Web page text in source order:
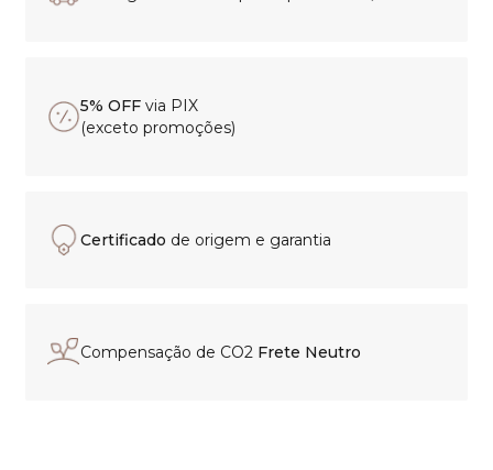
5% OFF via PIX
(exceto promoções)
Certificado de origem e garantia
Compensação de CO2 Frete Neutro